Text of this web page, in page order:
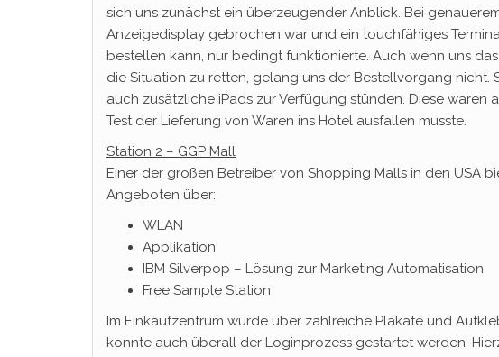
sich uns zunächst ein überzeugender Anblick. Bei
Anzeigedisplay gebrochen war und ein touchfähiges
bestellen kann, nur bedingt funktionierte. Auch wenn uns
die Situation zu retten, gelang uns der Bestellvorgang nicht.
auch zusätzliche iPads zur Verfügung stünden. Diese
Test der Lieferung von Waren ins Hotel ausfallen musste.
Station 2 – GGP Mall
Einer der großen Betreiber von Shopping Malls in den USA
Angeboten über:
WLAN
Applikation
IBM Silverpop – Lösung zur Marketing Automatisation
Free Sample Station
Im Einkaufzentrum wurde über zahlreiche Plakate und
konnte auch überall der Loginprozess gestartet werden.